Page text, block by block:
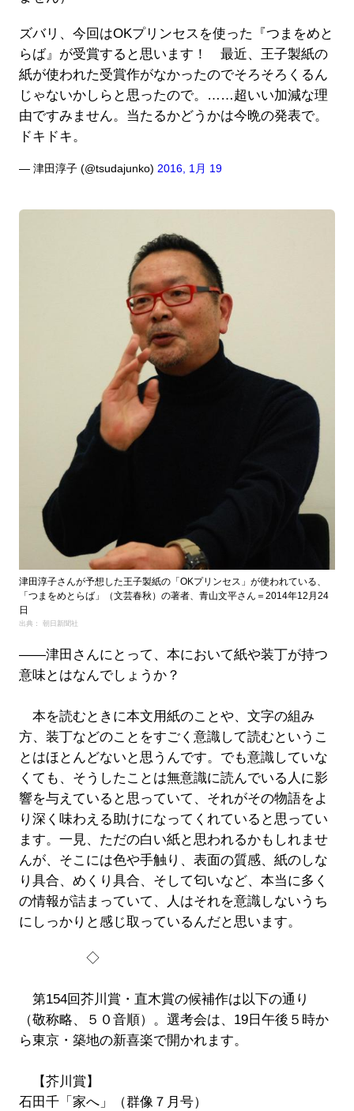
ズバリ、今回はOKプリンセスを使った『つまをめと
らば』が受賞すると思います！ 最近、王子製紙の
紙が使われた受賞作がなかったのでそろそろくるん
じゃないかしらと思ったので。……超いい加減な理
由ですみません。当たるかどうかは今晩の発表で。
ドキドキ。
— 津田淳子 (@tsudajunko) 2016, 1月 19
津田淳子さんが予想した王子製紙の「OKプリンセス」が使われている、
「つまをめとらば」（文芸春秋）の著者、青山文平さん＝2014年12月24
日
出典： 朝日新聞社
――津田さんにとって、本において紙や装丁が持つ
意味とはなんでしょうか？
本を読むときに本文用紙のことや、文字の組み
方、装丁などのことをすごく意識して読むというこ
とはほとんどないと思うんです。でも意識していな
くても、そうしたことは無意識に読んでいる人に影
響を与えていると思っていて、それがその物語をよ
り深く味わえる助けになってくれていると思ってい
ます。一見、ただの白い紙と思われるかもしれませ
んが、そこには色や手触り、表面の質感、紙のしな
り具合、めくり具合、そして匂いなど、本当に多く
の情報が詰まっていて、人はそれを意識しないうち
にしっかりと感じ取っているんだと思います。
◇
第154回芥川賞・直木賞の候補作は以下の通り
（敬称略、５０音順）。選考会は、19日午後５時か
ら東京・築地の新喜楽で開かれます。
【芥川賞】
石田千「家へ」（群像７月号）